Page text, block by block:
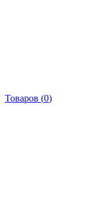
Товаров (0)